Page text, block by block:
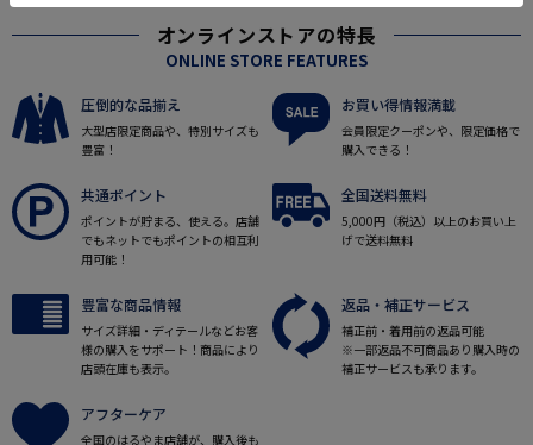
オンラインストアの特長
ONLINE STORE FEATURES
圧倒的な品揃え
大型店限定商品や、特別サイズも
豊富！
お買い得情報満載
会員限定クーポンや、限定価格で
購入できる！
共通ポイント
ポイントが貯まる、使える。店舗
でもネットでもポイントの相互利
用可能！
全国送料無料
5,000円（税込）以上のお買い上
げで送料無料
豊富な商品情報
サイズ詳細・ディテールなどお客
様の購入をサポート！商品により
店頭在庫も表示。
返品・補正サービス
補正前・着用前の返品可能
※一部返品不可商品あり購入時の
補正サービスも承ります。
アフターケア
全国のはるやま店舗が、購入後も